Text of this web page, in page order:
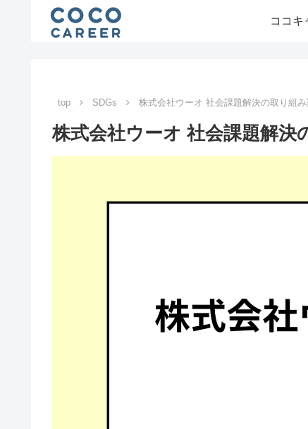
ココキ
top SDGs 株式会社ウーオ 社会課題解決の取り組み
株式会社ウーオ 社会課題解決